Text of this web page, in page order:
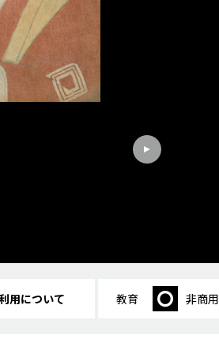
用について 教育 非商用